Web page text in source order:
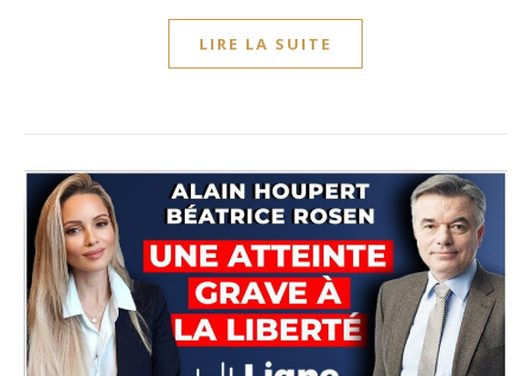
LIRE LA SUITE